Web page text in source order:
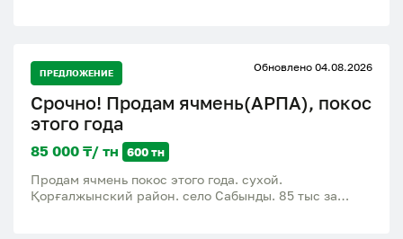
ПРЕДЛОЖЕНИЕ Обновлено 04.08.2026
Срочно! Продам ячмень(АРПА), покос
этого года
85 000 ₸/ тн 600 тн
Продам ячмень покос этого года. сухой.
Қорғалжынский район. село Сабынды. 85 тыс за